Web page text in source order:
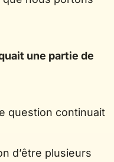
une partie de
question continuait
d’être plusieurs